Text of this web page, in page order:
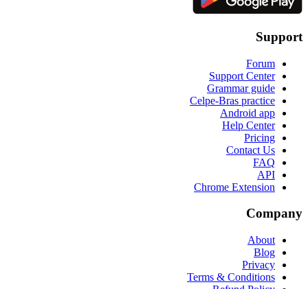
Support
Forum
Support Center
Grammar guide
Celpe-Bras practice
Android app
Help Center
Pricing
Contact Us
FAQ
API
Chrome Extension
Company
About
Blog
Privacy
Terms & Conditions